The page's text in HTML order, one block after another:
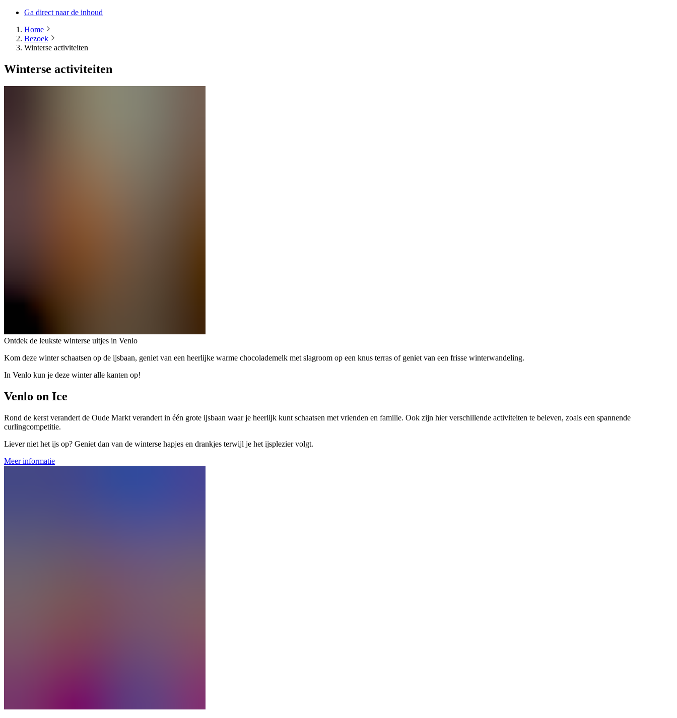
Ga direct naar de inhoud
Home
Bezoek
Winterse activiteiten
Winterse activiteiten
Ontdek de leukste winterse uitjes in Venlo
Kom deze winter schaatsen op de ijsbaan, geniet van een heerlijke warme chocolademelk met slagroom op een knus terras of geniet van een frisse winterwandeling.
In Venlo kun je deze winter alle kanten op!
Venlo on Ice
Rond de kerst verandert de Oude Markt verandert in één grote ijsbaan waar je heerlijk kunt schaatsen met vrienden en familie. Ook zijn hier verschillende activiteiten te beleven, zoals een spannende
curlingcompetitie.
Liever niet het ijs op? Geniet dan van de winterse hapjes en drankjes terwijl je het ijsplezier volgt.
Meer informatie